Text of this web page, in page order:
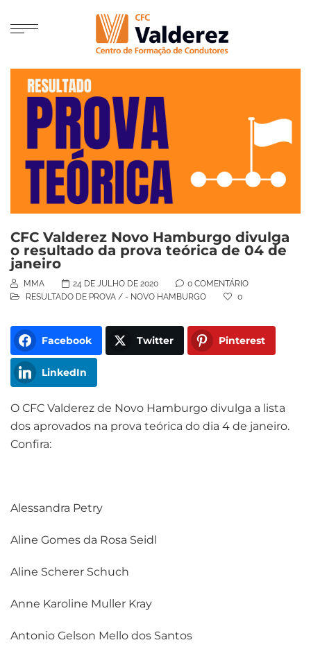
CFC Valderez Novo Hamburgo divulga
o resultado da prova teórica de 04 de
janeiro
MMA 24 DE JULHO DE 2020
0 COMENTÁRIO
RESULTADO DE PROVA / - NOVO HAMBURGO 0
Facebook Twitter Pinterest
LinkedIn
O CFC Valderez de Novo Hamburgo divulga a lista
dos aprovados na prova teórica do dia 4 de janeiro.
Confira:
Alessandra Petry
Aline Gomes da Rosa Seidl
Aline Scherer Schuch
Anne Karoline Muller Kray
Antonio Gelson Mello dos Santos